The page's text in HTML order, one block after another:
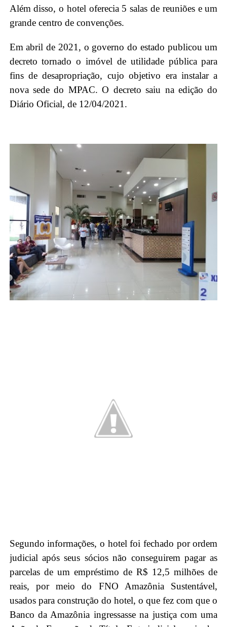
Além disso, o hotel oferecia 5 salas de reuniões e um
grande centro de convenções.
Em abril de 2021, o governo do estado publicou um
decreto tornado o imóvel de utilidade pública para
fins de desapropriação, cujo objetivo era instalar a
nova sede do MPAC. O decreto saiu na edição do
Diário Oficial, de 12/04/2021.
Segundo informações, o hotel foi fechado por ordem
judicial após seus sócios não conseguirem pagar as
parcelas de um empréstimo de R$ 12,5 milhões de
reais, por meio do FNO Amazônia Sustentável,
usados para construção do hotel, o que fez com que o
Banco da Amazônia ingressasse na justiça com uma